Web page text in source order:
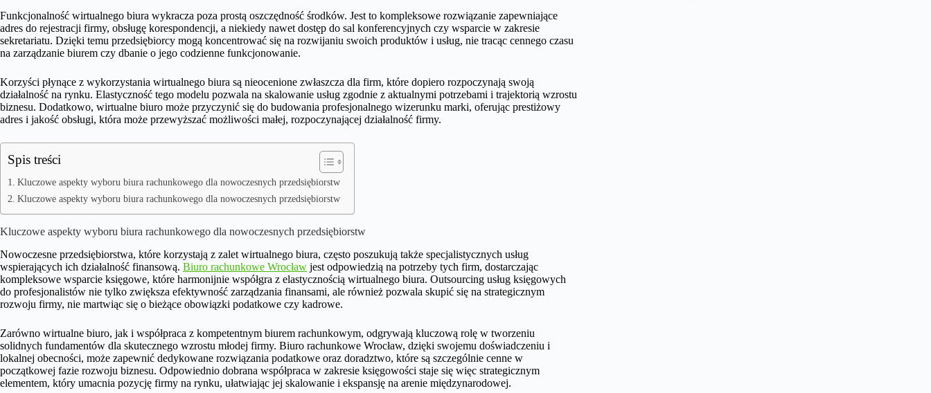
Funkcjonalność wirtualnego biura wykracza poza prostą oszczędność środków. Jest to kompleksowe rozwiązanie zapewniające
adres do rejestracji firmy, obsługę korespondencji, a niekiedy nawet dostęp do sal konferencyjnych czy wsparcie w zakresie
sekretariatu. Dzięki temu przedsiębiorcy mogą koncentrować się na rozwijaniu swoich produktów i usług, nie tracąc cennego czasu
na zarządzanie biurem czy dbanie o jego codzienne funkcjonowanie.
Korzyści płynące z wykorzystania wirtualnego biura są nieocenione zwłaszcza dla firm, które dopiero rozpoczynają swoją
działalność na rynku. Elastyczność tego modelu pozwala na skalowanie usług zgodnie z aktualnymi potrzebami i trajektorią wzrostu
biznesu. Dodatkowo, wirtualne biuro może przyczynić się do budowania profesjonalnego wizerunku marki, oferując prestiżowy
adres i jakość obsługi, która może przewyższać możliwości małej, rozpoczynającej działalność firmy.
Spis treści
Kluczowe aspekty wyboru biura rachunkowego dla nowoczesnych przedsiębiorstw
Kluczowe aspekty wyboru biura rachunkowego dla nowoczesnych przedsiębiorstw
Kluczowe aspekty wyboru biura rachunkowego dla nowoczesnych przedsiębiorstw
Nowoczesne przedsiębiorstwa, które korzystają z zalet wirtualnego biura, często poszukują także specjalistycznych usług
wspierających ich działalność finansową. Biuro rachunkowe Wrocław jest odpowiedzią na potrzeby tych firm, dostarczając
kompleksowe wsparcie księgowe, które harmonijnie współgra z elastycznością wirtualnego biura. Outsourcing usług księgowych
do profesjonalistów nie tylko zwiększa efektywność zarządzania finansami, ale również pozwala skupić się na strategicznym
rozwoju firmy, nie martwiąc się o bieżące obowiązki podatkowe czy kadrowe.
Zarówno wirtualne biuro, jak i współpraca z kompetentnym biurem rachunkowym, odgrywają kluczową rolę w tworzeniu
solidnych fundamentów dla skutecznego wzrostu młodej firmy. Biuro rachunkowe Wrocław, dzięki swojemu doświadczeniu i
lokalnej obecności, może zapewnić dedykowane rozwiązania podatkowe oraz doradztwo, które są szczególnie cenne w
początkowej fazie rozwoju biznesu. Odpowiednio dobrana współpraca w zakresie księgowości staje się więc strategicznym
elementem, który umacnia pozycję firmy na rynku, ułatwiając jej skalowanie i ekspansję na arenie międzynarodowej.